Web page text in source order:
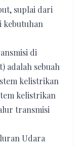
suplai dari
kebutuhan
di
adalah sebuah
kelistrikan
kelistrikan
transmisi
Udara